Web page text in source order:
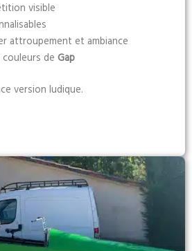
visible
attroupement et ambiance
de Gap
version ludique.